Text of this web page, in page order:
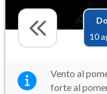
Do
10
Vento al
forte al